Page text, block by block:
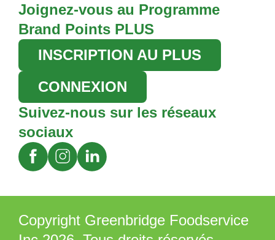
Joignez-vous au Programme
Brand Points PLUS
INSCRIPTION AU PLUS
CONNEXION
Suivez-nous sur les réseaux
sociaux
Copyright Greenbridge Foodservice